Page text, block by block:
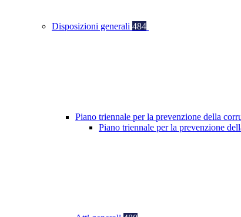
Disposizioni generali 484
Piano triennale per la prevenzione della
Piano triennale per la prevenzione